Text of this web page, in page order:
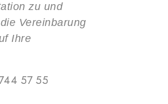
zu und
Vereinbarung
Ihre
57 55